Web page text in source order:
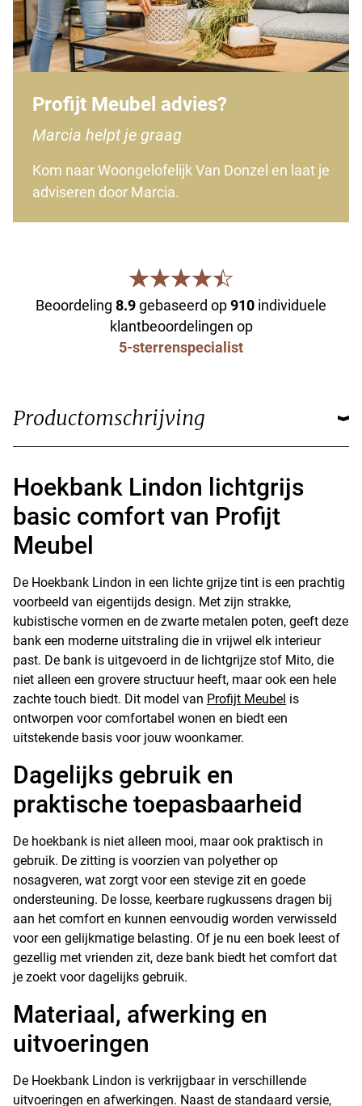
Profijt Meubel advies?
Marcia helpt je graag
Kom naar Woongelofelijk Van Donzel en laat je
adviseren door Marcia.
Beoordeling 8.9gebaseerd op910 individuele
klantbeoordelingen op
5-sterrenspecialist
Productomschrijving
Hoekbank Lindon lichtgrijs
basic comfort van Profijt
Meubel
De Hoekbank Lindon in een lichte grijze tint is een prachtig
voorbeeld van eigentijds design. Met zijn strakke,
kubistische vormen en de zwarte metalen poten, geeft deze
bank een moderne uitstraling die in vrijwel elk interieur
past. De bank is uitgevoerd in de lichtgrijze stof Mito, die
niet alleen een grovere structuur heeft, maar ook een hele
zachte touch biedt. Dit model van Profijt Meubel is
ontworpen voor comfortabel wonen en biedt een
uitstekende basis voor jouw woonkamer.
Dagelijks gebruik en
praktische toepasbaarheid
De hoekbank is niet alleen mooi, maar ook praktisch in
gebruik. De zitting is voorzien van polyether op
nosagveren, wat zorgt voor een stevige zit en goede
ondersteuning. De losse, keerbare rugkussens dragen bij
aan het comfort en kunnen eenvoudig worden verwisseld
voor een gelijkmatige belasting. Of je nu een boek leest of
gezellig met vrienden zit, deze bank biedt het comfort dat
je zoekt voor dagelijks gebruik.
Materiaal, afwerking en
uitvoeringen
De Hoekbank Lindon is verkrijgbaar in verschillende
uitvoeringen en afwerkingen. Naast de standaard versie,